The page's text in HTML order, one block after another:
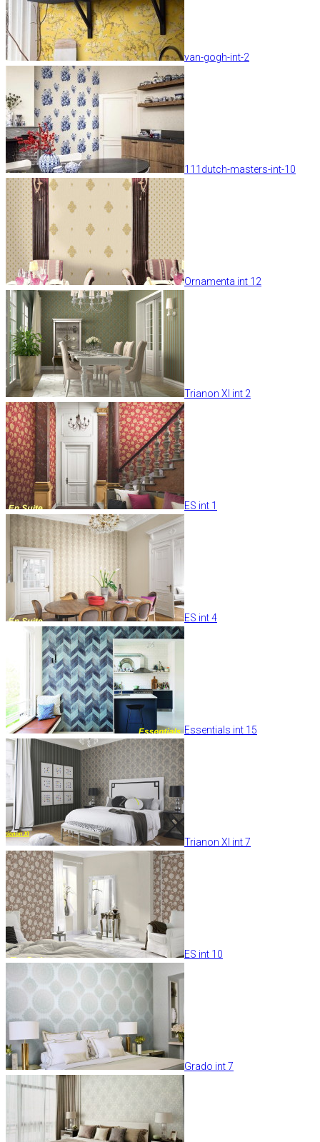
van-gogh-int-2
111dutch-masters-int-10
Ornamenta int 12
Trianon XI int 2
ES int 1
ES int 4
Essentials int 15
Trianon XI int 7
ES int 10
Grado int 7